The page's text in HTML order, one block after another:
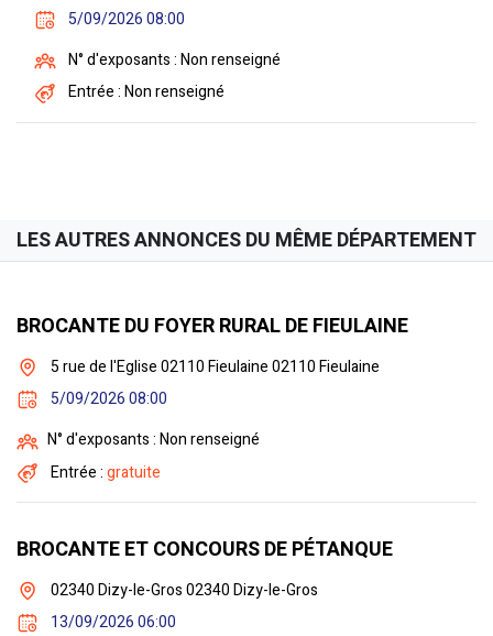
5/09/2026 08:00
N° d'exposants : Non renseigné
Entrée : Non renseigné
LES AUTRES ANNONCES DU MÊME DÉPARTEMENT
BROCANTE DU FOYER RURAL DE FIEULAINE
5 rue de l'Eglise 02110 Fieulaine 02110 Fieulaine
5/09/2026 08:00
N° d'exposants : Non renseigné
Entrée :gratuite
BROCANTE ET CONCOURS DE PÉTANQUE
02340 Dizy-le-Gros 02340 Dizy-le-Gros
13/09/2026 06:00